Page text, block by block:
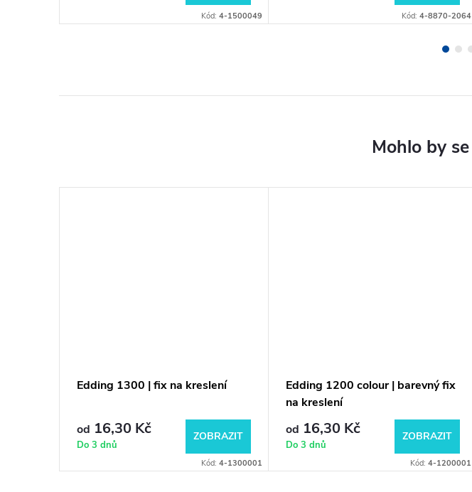
Kód: 4-1500049 Kód: 4-8870-2064
Edding 1300 | fix na kreslení
od 16,30 Kč
Do 3 dnů
ZOBRAZIT
Kód: 4-1300001
Edding 1200 colour | barevný fix
na kreslení
od 16,30 Kč
Do 3 dnů
ZOBRAZIT
Kód: 4-1200001